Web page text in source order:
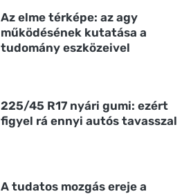
Az elme térképe: az agy
működésének kutatása a
tudomány eszközeivel
225/45 R17 nyári gumi: ezért
figyel rá ennyi autós tavasszal
A tudatos mozgás ereje a